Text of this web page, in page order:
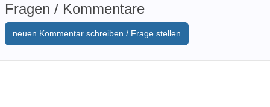
Fragen / Kommentare
neuen Kommentar schreiben / Frage stellen